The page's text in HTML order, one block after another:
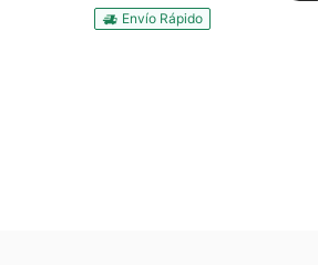
Envío Rápido